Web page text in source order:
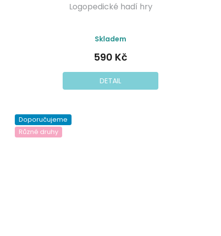
Logopedické hadí hry
Skladem
590 Kč
DETAIL
Doporučujeme
Různé druhy